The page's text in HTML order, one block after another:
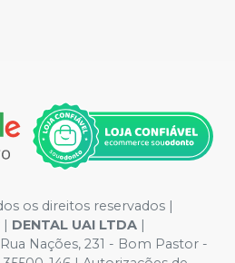
os direitos reservados |
DENTAL UAI LTDA |
Nações, 231 - Bom Pastor -